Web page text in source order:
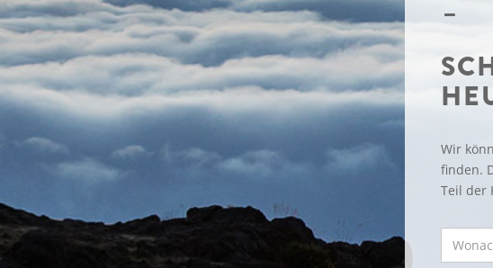
Wir
finden.
Teil der